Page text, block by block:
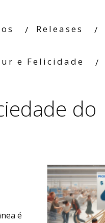
Releases
e Felicidade
do
é